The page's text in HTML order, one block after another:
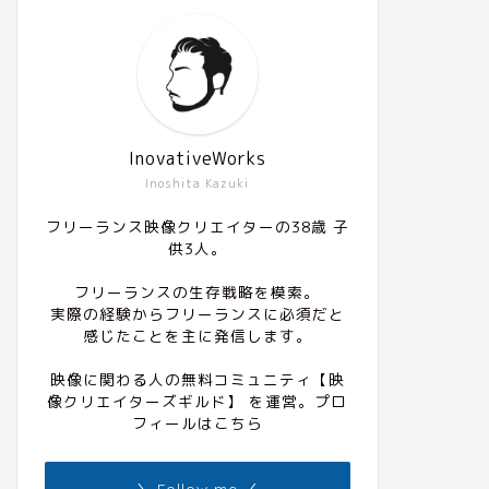
Inoshita Kazuki
InovativeWorks
フリーランス映像クリエイターの38歳 子
供3人。
フリーランスの生存戦略を模索。
実際の経験からフリーランスに必須だと
感じたことを主に発信します。
映像に関わる人の無料コミュニティ
【映
像クリエイターズギルド】
を運営。プロ
フィールは こちら